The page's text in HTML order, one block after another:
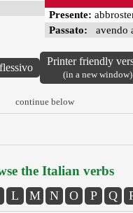
Presente:
Passato: avendo
Printer friendly
(in a new window)
continue below
the Italian verbs
L M N O P Q